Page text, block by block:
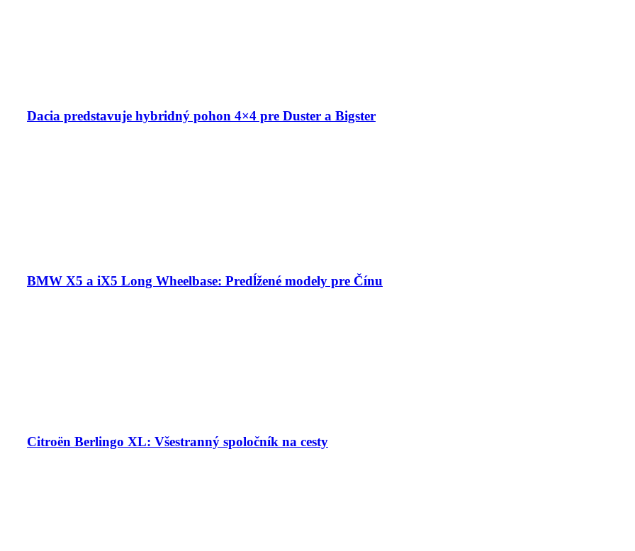
Dacia predstavuje hybridný pohon 4×4 pre Duster a Bigster
BMW X5 a iX5 Long Wheelbase: Predĺžené modely pre Čínu
Citroën Berlingo XL: Všestranný spoločník na cesty